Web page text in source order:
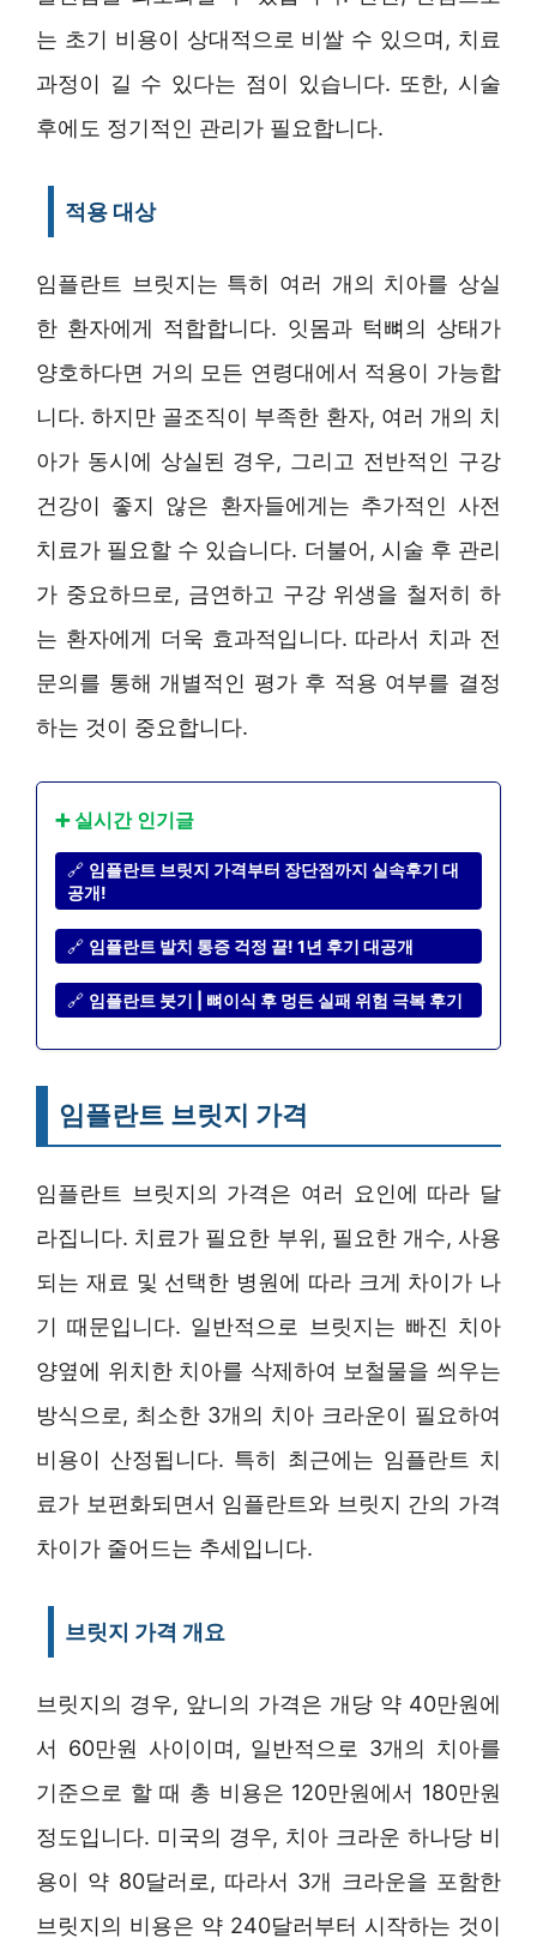
는 초기 비용이 상대적으로 비쌀 수 있으며, 치료
과정이 길 수 있다는 점이 있습니다. 또한, 시술
후에도 정기적인 관리가 필요합니다.
적용 대상
임플란트 브릿지는 특히 여러 개의 치아를 상실
한 환자에게 적합합니다. 잇몸과 턱뼈의 상태가
양호하다면 거의 모든 연령대에서 적용이 가능합
니다. 하지만 골조직이 부족한 환자, 여러 개의 치
아가 동시에 상실된 경우, 그리고 전반적인 구강
건강이 좋지 않은 환자들에게는 추가적인 사전
치료가 필요할 수 있습니다. 더불어, 시술 후 관리
가 중요하므로, 금연하고 구강 위생을 철저히 하
는 환자에게 더욱 효과적입니다. 따라서 치과 전
문의를 통해 개별적인 평가 후 적용 여부를 결정
하는 것이 중요합니다.
➕ 실시간 인기글
🔗 임플란트 브릿지 가격부터 장단점까지 실속후기 대
공개!
🔗 임플란트 발치 통증 걱정 끝! 1년 후기 대공개
🔗 임플란트 붓기 | 뼈이식 후 멍든 실패 위험 극복 후기
임플란트 브릿지 가격
임플란트 브릿지의 가격은 여러 요인에 따라 달
라집니다. 치료가 필요한 부위, 필요한 개수, 사용
되는 재료 및 선택한 병원에 따라 크게 차이가 나
기 때문입니다. 일반적으로 브릿지는 빠진 치아
양옆에 위치한 치아를 삭제하여 보철물을 씌우는
방식으로, 최소한 3개의 치아 크라운이 필요하여
비용이 산정됩니다. 특히 최근에는 임플란트 치
료가 보편화되면서 임플란트와 브릿지 간의 가격
차이가 줄어드는 추세입니다.
브릿지 가격 개요
브릿지의 경우, 앞니의 가격은 개당 약 40만원에
서 60만원 사이이며, 일반적으로 3개의 치아를
기준으로 할 때 총 비용은 120만원에서 180만원
정도입니다. 미국의 경우, 치아 크라운 하나당 비
용이 약 80달러로, 따라서 3개 크라운을 포함한
브릿지의 비용은 약 240달러부터 시작하는 것이